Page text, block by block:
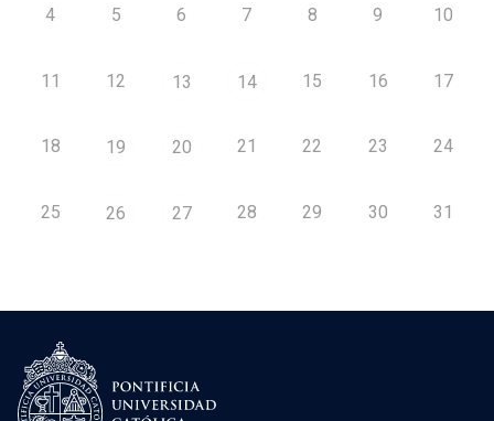
4 5 6 7 8 9 10
11 12 13 14 15 16 17
18 19 20 21 22 23 24
25 26 27 28 29 30 31